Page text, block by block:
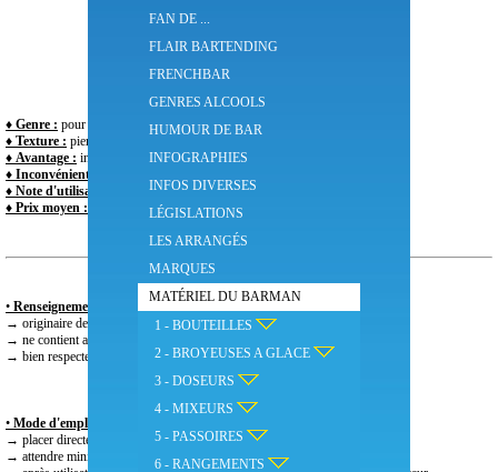
FAN DE ...
FLAIR BARTENDING
FRENCHBAR
GENRES ALCOOLS
HUMOUR DE BAR
INFOGRAPHIES
INFOS DIVERSES
LÉGISLATIONS
LES ARRANGÉS
MARQUES
MATÉRIEL DU BARMAN
1 - BOUTEILLES
2 - BROYEUSES A GLACE
3 - DOSEURS
4 - MIXEURS
5 - PASSOIRES
6 - RANGEMENTS
♦ Genre : pour les particuliers
♦ Texture : pierre
♦ Avantage : insipide
♦ Inconvénient :
♦ Note d'utilisation :
compliquée
♦ Prix moyen :
• Renseignements :
→ originaire de Scandinavie, commence à être populaire en France
→ ne contient aucun produit, entièrement naturel
→ bien respecter la procédure d’utilisation
• Mode d'emploi :
→ placer directement au congélateur
→ attendre minimum 3 heures avant utilisation